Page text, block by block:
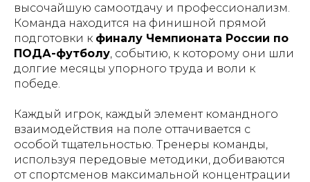
высочайшую самоотдачу и профессионализм.
Команда находится на финишной прямой
подготовки к финалу Чемпионата России по
ПОДА-футболу, событию, к которому они шли
долгие месяцы упорного труда и воли к
победе.
Каждый игрок, каждый элемент командного
взаимодействия на поле оттачивается с
особой тщательностью. Тренеры команды,
используя передовые методики, добиваются
от спортсменов максимальной концентрации